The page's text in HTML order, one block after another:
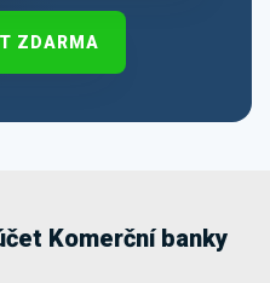
ZDARMA
Komerční banky